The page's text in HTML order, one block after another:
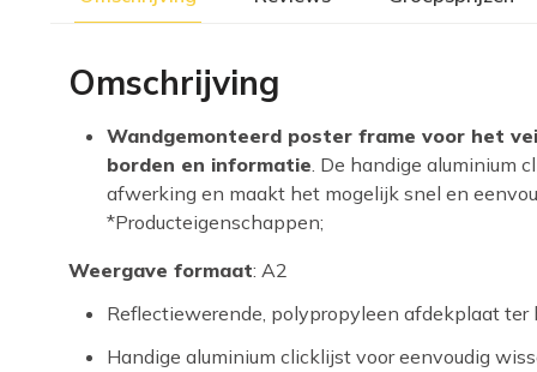
Omschrijving
Wandgemonteerd poster frame voor het
borden en informatie. De handige aluminium
afwerking en maakt het mogelijk snel en
*Producteigenschappen;
Weergave formaat: A2
Reflectiewerende, polypropyleen afdekplaat ter
Handige aluminium clicklijst voor eenvoudig